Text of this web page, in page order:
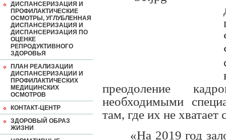
ДИСПАНСЕРИЗАЦИЯ И
ПРОФИЛАКТИЧЕСКИЕ
ОСМОТРЫ, УГЛУБЛЕННАЯ
ДИСПАНСЕРИЗАЦИЯ И
ДИСПАНСЕРИЗАЦИЯ ПО
ОЦЕНКЕ
РЕПРОДУКТИВНОГО
ЗДОРОВЬЯ
ПЛАН РЕАЛИЗАЦИИ
ДИСПАНСЕРИЗАЦИИ И
ПРОФИЛАКТИЧЕСКИХ
МЕДИЦИНСКИХ
ОСМОТРОВ
КОНТАКТ-ЦЕНТР
ЗДОРОВЫЙ ОБРАЗ
ЖИЗНИ
преодоление
необходимыми
там, где их не хватает
«На 2019 год